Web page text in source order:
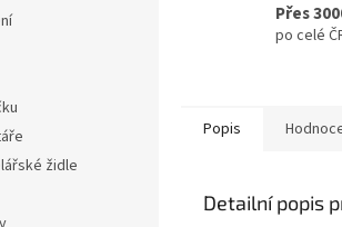
židle
Přes
po celé
Popis
Detailní popis